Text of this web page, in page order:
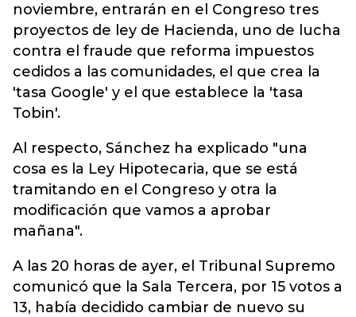
noviembre, entrarán en el Congreso tres
proyectos de ley de Hacienda, uno de lucha
contra el fraude que reforma impuestos
cedidos a las comunidades, el que crea la
'tasa Google' y el que establece la 'tasa
Tobin'.
Al respecto, Sánchez ha explicado "una
cosa es la Ley Hipotecaria, que se está
tramitando en el Congreso y otra la
modificación que vamos a aprobar
mañana".
A las 20 horas de ayer, el Tribunal Supremo
comunicó que la Sala Tercera, por 15 votos a
13, había decidido cambiar de nuevo su